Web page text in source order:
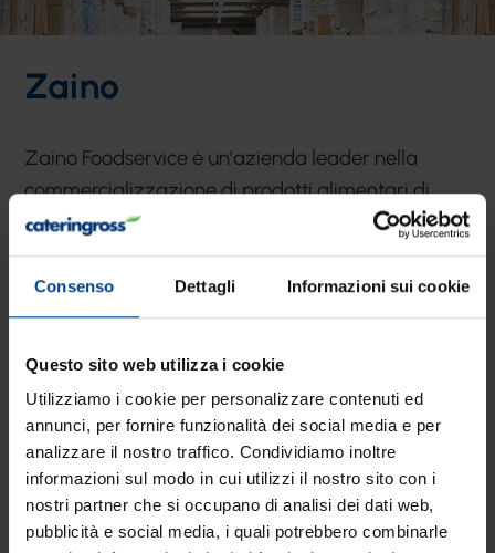
Consenso Dettagli Informazioni sui cookie
Questo sito web utilizza i cookie
Utilizziamo i cookie per personalizzare contenuti ed
annunci, per fornire funzionalità dei social media e per
analizzare il nostro traffico. Condividiamo inoltre
informazioni sul modo in cui utilizzi il nostro sito con i
nostri partner che si occupano di analisi dei dati web,
pubblicità e social media, i quali potrebbero combinarle
Zaino
Zaino Foodservice è un’azienda leader nella
commercializzazione di prodotti alimentari di
qualità destinati alla ristorazione. Si trova nel
cuore dei Colli Euganei, culla di sapori della
miglior tradizione veneta, e serve da oltre 30 anni,
i più importanti alberghi e ristoranti dell’Italia
Una solida realtà familiare, fondata da Italo Zaino
nel 1982 e cresciuta negli anni fino a diventare
un’azienda strutturata e organizzata. Ad oggi,
guidata dal figlio Rocco Zaino, l’azienda si
sviluppa su un magazzino di 12.000 mq gestito in